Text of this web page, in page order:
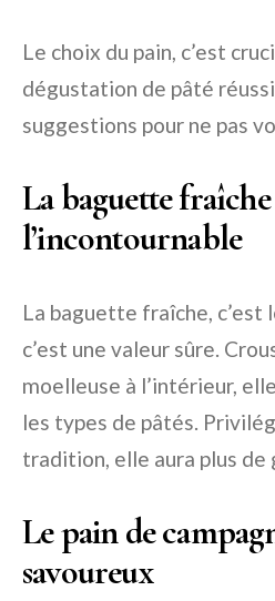
Le choix du pain, c’est
dégustation de pâté
suggestions pour ne pas
La baguette fraîche
l’incontournable
La baguette fraîche, c’est
c’est une valeur sûre.
moelleuse à l’intérieur,
les types de pâtés.
tradition, elle aura plus de
Le pain de
savoureux